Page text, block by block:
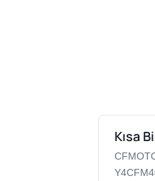
Kısa